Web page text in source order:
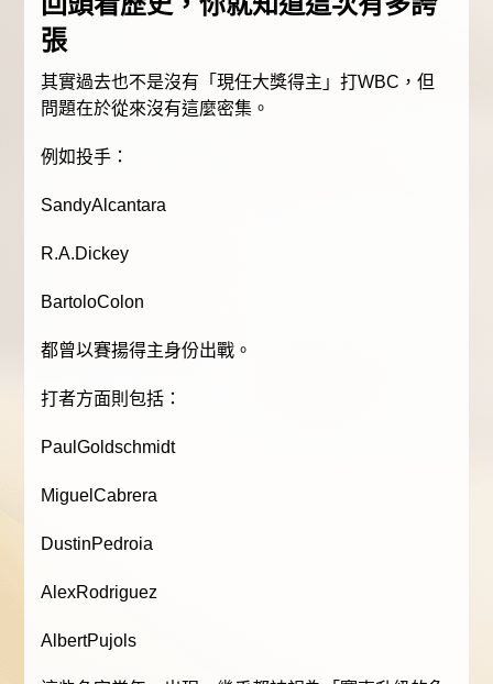
張
其實過去也不是沒有「現任大獎得主」打WBC，但
問題在於從來沒有這麼密集。
例如投手：
SandyAlcantara
R.A.Dickey
BartoloColon
都曾以賽揚得主身份出戰。
打者方面則包括：
PaulGoldschmidt
MiguelCabrera
DustinPedroia
AlexRodriguez
AlbertPujols